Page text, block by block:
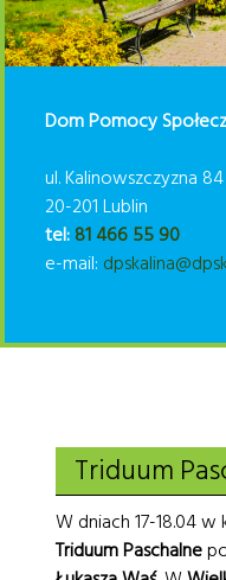
Dom Pomocy
ul. Kalinowszczyzna 84
20-201 Lublin
tel:81 466 55 90
e-mail:
Triduum
W dniach 17-18.04
Triduum Paschalne